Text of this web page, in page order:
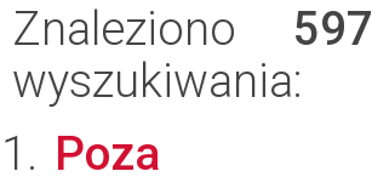
Znaleziono 597
wyszukiwania:
Poza